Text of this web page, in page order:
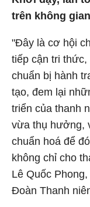
trên không
"Đây là cơ hội
tiếp cận tri
chuẩn bị hành
tạo, đem lại
triển của thanh
vừa thụ hưởng,
chuẩn hoá để
không chỉ cho
Lê Quốc
Đoàn Thanh